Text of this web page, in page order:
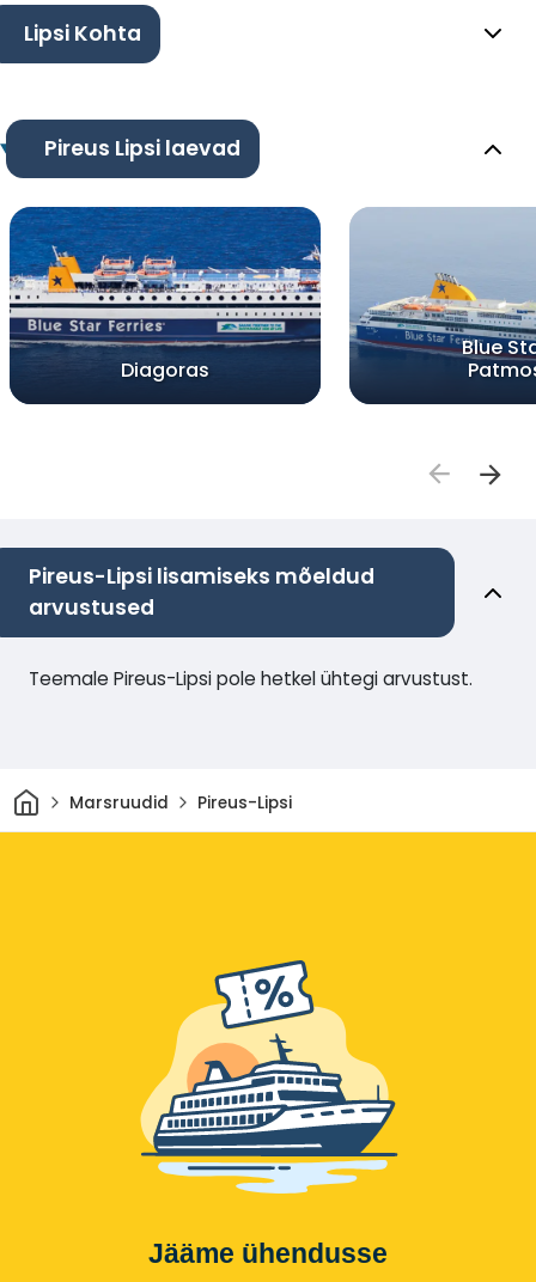
Lipsi Kohta
Pireus Lipsi laevad
Diagoras
Blue
Pireus-Lipsi lisamiseks mõeldud
arvustused
Teemale Pireus-Lipsi pole hetkel ühtegi arvustust.
Avaleht
Marsruudid Pireus-Lipsi
Jääme ühendusse